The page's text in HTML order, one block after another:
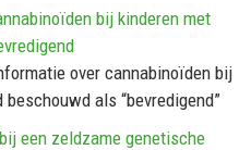
bij kinderen met
over cannabinoïden bij
als “bevredigend”
een zeldzame genetische